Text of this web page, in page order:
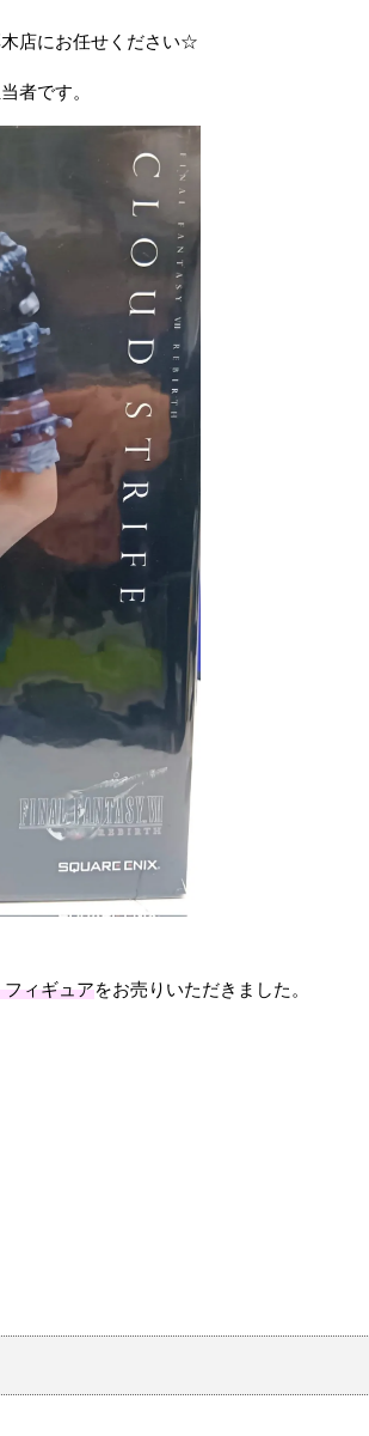
店にお任せください☆
者です。
ィギュアをお売りいただきました。